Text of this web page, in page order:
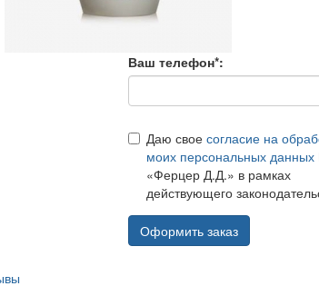
Ваш телефон*:
Даю свое согласие на
моих персональных данных
«Ферцер Д.Д.» в рамках
действующего
Оформить заказ